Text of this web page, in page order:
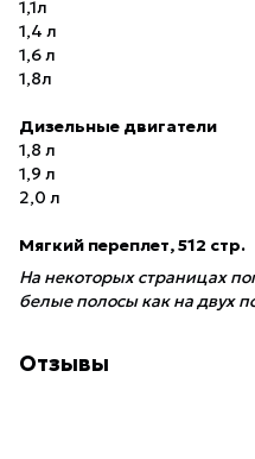
1,1л
1,4 л
1,6 л
1,8л
Дизельные двигатели
1,8 л
1,9 л
2,0 л
Мягкий переплет, 512 стр.
На некоторых страницах
белые полосы как на двух
Отзывы